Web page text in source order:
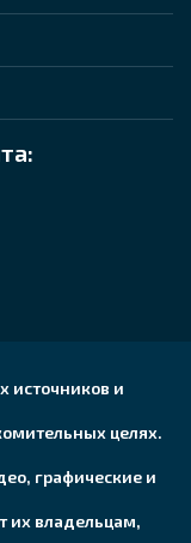
источников и
целях.
графические и
их владельцам,